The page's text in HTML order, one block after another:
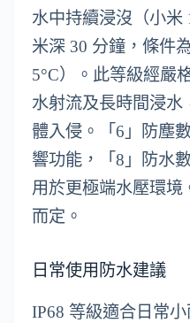
水中持續浸沒（小米
米深 30 分鐘，條件
5°C）。此等級經嚴
水射流及長時間浸水
體入侵。「6」防塵
響功能，「8」防水
用於更極端水壓環
而定。
日常使用防水建議
IP68 等級適合日常